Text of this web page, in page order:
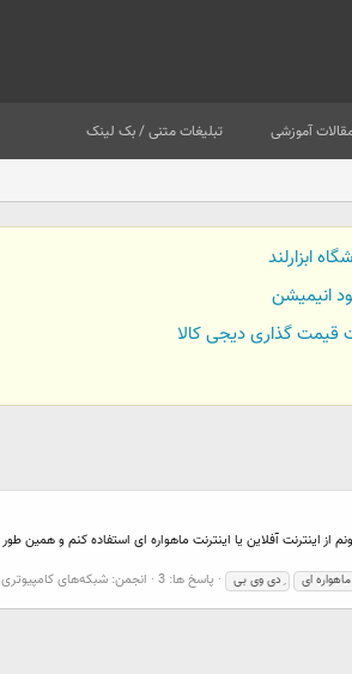
آموزشی تبلیغات متنی / بک لینک
ابزارلند
انیمیشن
قیمت گذاری دیجی کالا
ای ِدی وی بی پاسخ ها: 3 انجمن: شبکه‌های کامپیوتری